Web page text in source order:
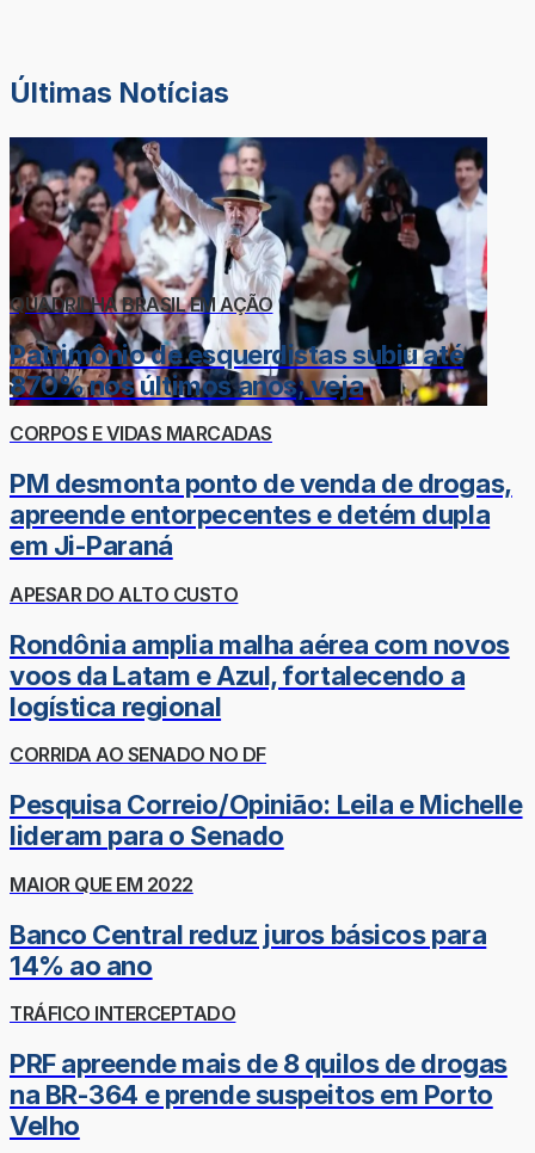
Últimas Notícias
QUADRILHA BRASIL EM AÇÃO
Patrimônio de esquerdistas subiu até
870% nos últimos anos; veja
CORPOS E VIDAS MARCADAS
PM desmonta ponto de venda de drogas,
apreende entorpecentes e detém dupla
em Ji-Paraná
APESAR DO ALTO CUSTO
Rondônia amplia malha aérea com novos
voos da Latam e Azul, fortalecendo a
logística regional
CORRIDA AO SENADO NO DF
Pesquisa Correio/Opinião: Leila e Michelle
lideram para o Senado
MAIOR QUE EM 2022
Banco Central reduz juros básicos para
14% ao ano
TRÁFICO INTERCEPTADO
PRF apreende mais de 8 quilos de drogas
na BR-364 e prende suspeitos em Porto
Velho